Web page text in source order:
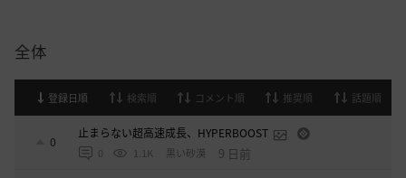
全体
登録日順 検索順 コメント順 推奨順 話題順
0
止まらない超高速成長、HYPERBOOST
0 1.1K 黒い砂漠 9 日前